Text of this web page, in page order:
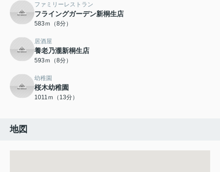
ファミリーレストラン
フライングガーデン新桐生店
583ｍ（8分）
居酒屋
養老乃瀧新桐生店
593ｍ（8分）
幼稚園
桜木幼稚園
1011ｍ（13分）
地図